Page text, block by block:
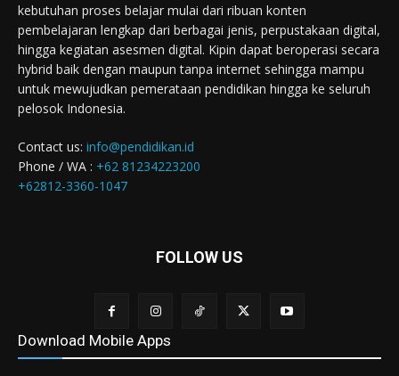
kebutuhan proses belajar mulai dari ribuan konten
pembelajaran lengkap dari berbagai jenis, perpustakaan digital,
hingga kegiatan asesmen digital. Kipin dapat beroperasi secara
hybrid baik dengan maupun tanpa internet sehingga mampu
untuk mewujudkan pemerataan pendidikan hingga ke seluruh
pelosok Indonesia.
Contact us: info@pendidikan.id
Phone / WA : +62 81234223200
+62812-3360-1047
FOLLOW US
Download Mobile Apps